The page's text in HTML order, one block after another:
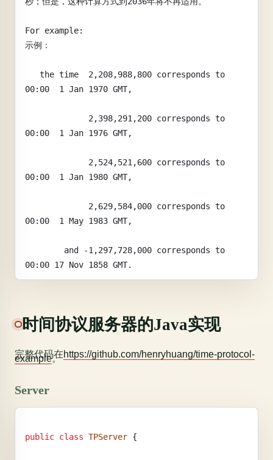
For example:
示例：
00:00  1 Jan 1970 GMT,
00:00  1 Jan 1976 GMT,
00:00  1 Jan 1980 GMT,
00:00  1 May 1983 GMT,
00:00 17 Nov 1858 GMT.
时间协议服务器的Java实现
完整代码在https://github.com/henryhuang/time-protocol-
example。
Server
public class TPServer {